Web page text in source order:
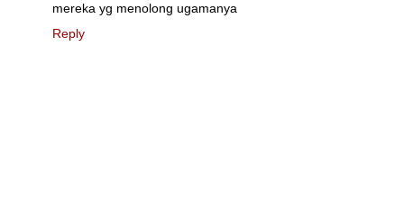
mereka yg menolong ugamanya
Reply